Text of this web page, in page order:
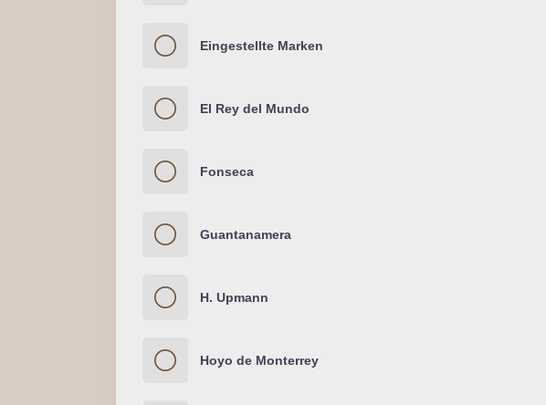
Eingestellte Marken
El Rey del Mundo
Fonseca
Guantanamera
H. Upmann
Hoyo de Monterrey